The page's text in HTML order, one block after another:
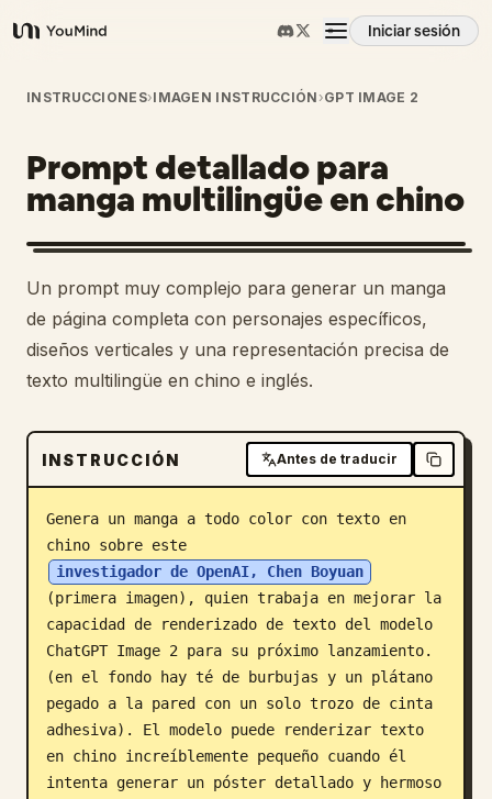
YouMind
Iniciar sesión
Resumen
Casos de uso
Habilidades
Prompts
Precios
Descargar
Blog
Actualizaciones
INSTRUCCIONES›IMAGEN INSTRUCCIÓN ›GPT IMAGE 2
Prompt detallado para
manga multilingüe en chino
Un prompt muy complejo para generar un manga
de página completa con personajes específicos,
diseños verticales y una representación precisa de
texto multilingüe en chino e inglés.
INSTRUCCIÓN Antes de traducir
Genera un manga a todo color con texto en
chino sobre este
investigador de OpenAI, Chen Boyuan
(primera imagen), quien trabaja en mejorar la
capacidad de renderizado de texto del modelo
ChatGPT Image 2 para su próximo lanzamiento.
(en el fondo hay té de burbujas y un plátano
pegado a la pared con un solo trozo de cinta
adhesiva). El modelo puede renderizar texto
en chino increíblemente pequeño cuando él
intenta generar un póster detallado y hermoso